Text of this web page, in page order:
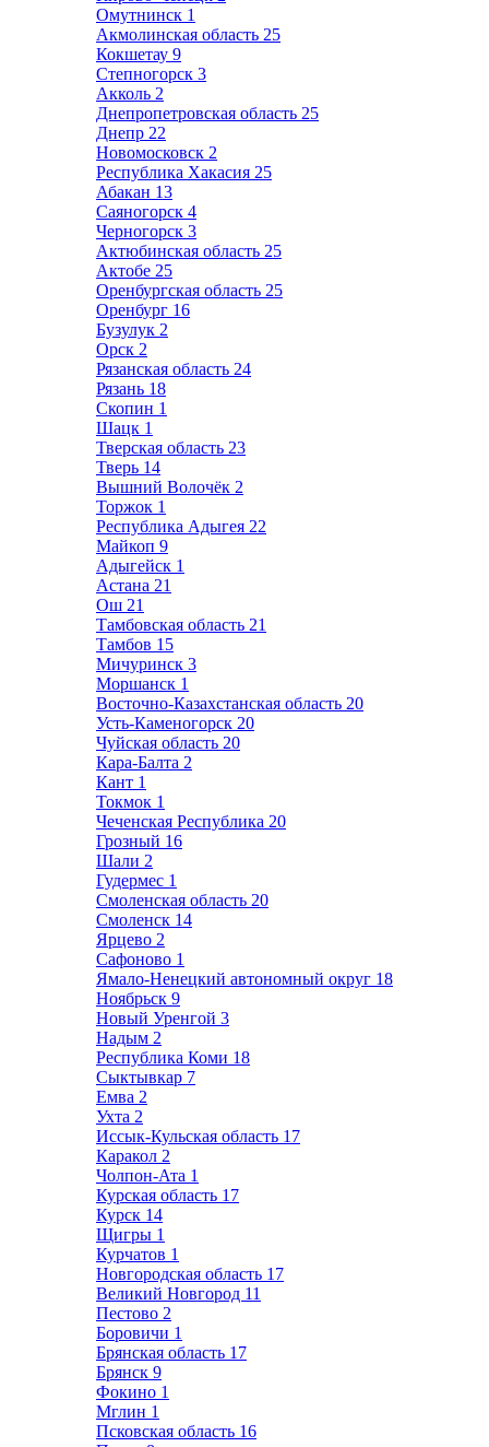
Омутнинск 1
Акмолинская область 25
Кокшетау 9
Степногорск 3
Акколь 2
Днепропетровская область 25
Днепр 22
Новомосковск 2
Республика Хакасия 25
Абакан 13
Саяногорск 4
Черногорск 3
Актюбинская область 25
Актобе 25
Оренбургская область 25
Оренбург 16
Бузулук 2
Орск 2
Рязанская область 24
Рязань 18
Скопин 1
Шацк 1
Тверская область 23
Тверь 14
Вышний Волочёк 2
Торжок 1
Республика Адыгея 22
Майкоп 9
Адыгейск 1
Астана 21
Ош 21
Тамбовская область 21
Тамбов 15
Мичуринск 3
Моршанск 1
Восточно-Казахстанская область 20
Усть-Каменогорск 20
Чуйская область 20
Кара-Балта 2
Кант 1
Токмок 1
Чеченская Республика 20
Грозный 16
Шали 2
Гудермес 1
Смоленская область 20
Смоленск 14
Ярцево 2
Сафоново 1
Ямало-Ненецкий автономный округ 18
Ноябрьск 9
Новый Уренгой 3
Надым 2
Республика Коми 18
Сыктывкар 7
Емва 2
Ухта 2
Иссык-Кульская область 17
Каракол 2
Чолпон-Ата 1
Курская область 17
Курск 14
Щигры 1
Курчатов 1
Новгородская область 17
Великий Новгород 11
Пестово 2
Боровичи 1
Брянская область 17
Брянск 9
Фокино 1
Мглин 1
Псковская область 16